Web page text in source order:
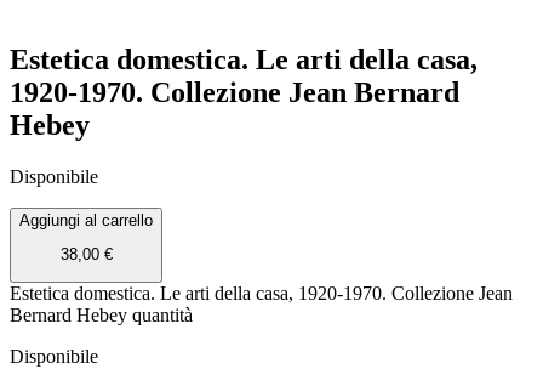
Estetica domestica. Le arti della casa,
1920-1970. Collezione Jean Bernard
Hebey
Disponibile
Aggiungi al carrello
38,00 €
Estetica domestica. Le arti della casa, 1920-1970. Collezione Jean
Bernard Hebey quantità
Disponibile